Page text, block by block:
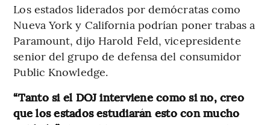
Los estados liderados por demócratas como
Nueva York y California podrían poner trabas a
Paramount, dijo Harold Feld, vicepresidente
senior del grupo de defensa del consumidor
Public Knowledge.
“Tanto si el DOJ interviene como si no, creo
que los estados estudiarán esto con mucho